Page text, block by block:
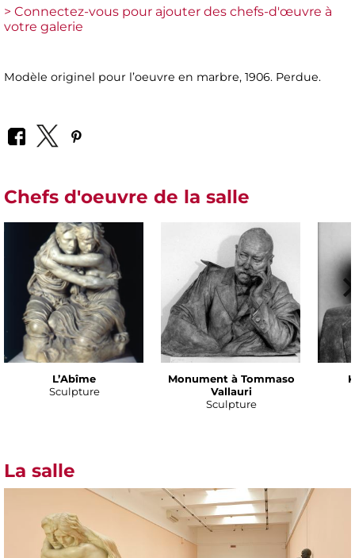
> Connectez-vous pour ajouter des chefs-d'œuvre à
votre galerie
Modèle originel pour l’oeuvre en marbre, 1906. Perdue.
Chefs d'oeuvre de la salle
L’Abîme
Sculpture
Monument à Tommaso
Vallauri
Sculpture
La salle